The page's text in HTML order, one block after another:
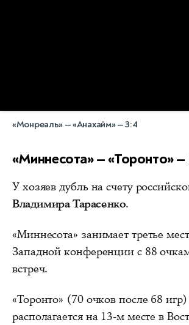
«Монреаль» — «Анахайм» — 3:4
«Миннесота» — «Торонто» —
У хозяев дубль на счету
Владимира Тарасенко.
«Миннесота» занимает третье
Западной конференции с 88
встреч.
«Торонто» (70 очков после 68 игр)
располагается на 13-м месте в